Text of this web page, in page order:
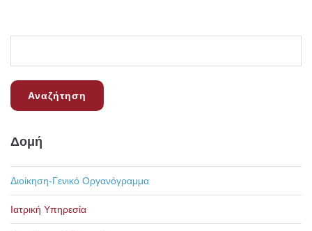
Δομή
Διοίκηση-Γενικό Οργανόγραμμα
Ιατρική Υπηρεσία